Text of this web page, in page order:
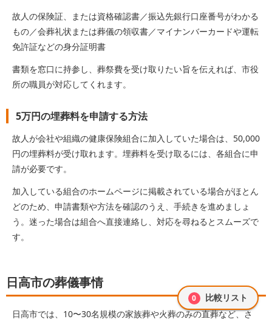
故人の保険証、または資格確認書／振込先銀行口座番号がわかる
もの／会葬礼状または葬儀の領収書／マイナンバーカードや運転
免許証などの身分証明書
書類を窓口に持参し、葬祭費を受け取りたい旨を伝えれば、市役
所の職員が対応してくれます。
5万円の埋葬料を申請する方法
故人が会社や組織の健康保険組合に加入していた場合は、50,000
円の埋葬料が受け取れます。埋葬料を受け取るには、各組合に申
請が必要です。
加入している組合のホームページに掲載されている場合がほとん
どのため、申請書類や方法を確認のうえ、手続きを進めましょ
う。迷った場合は組合へ直接連絡し、対応を尋ねるとスムーズで
す。
日高市の葬儀事情
日高市では、10〜30名規模の家族葬や火葬のみの直葬など、さ
0 比較リスト